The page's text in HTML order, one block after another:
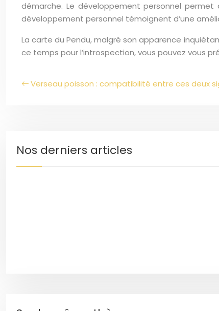
démarche. Le développement personnel
développement personnel témoignent d’une
La carte du Pendu, malgré son apparence
ce temps pour l’introspection, vous pouvez vous
Verseau poisson : compatibilité entre ces deux
Nos derniers articles